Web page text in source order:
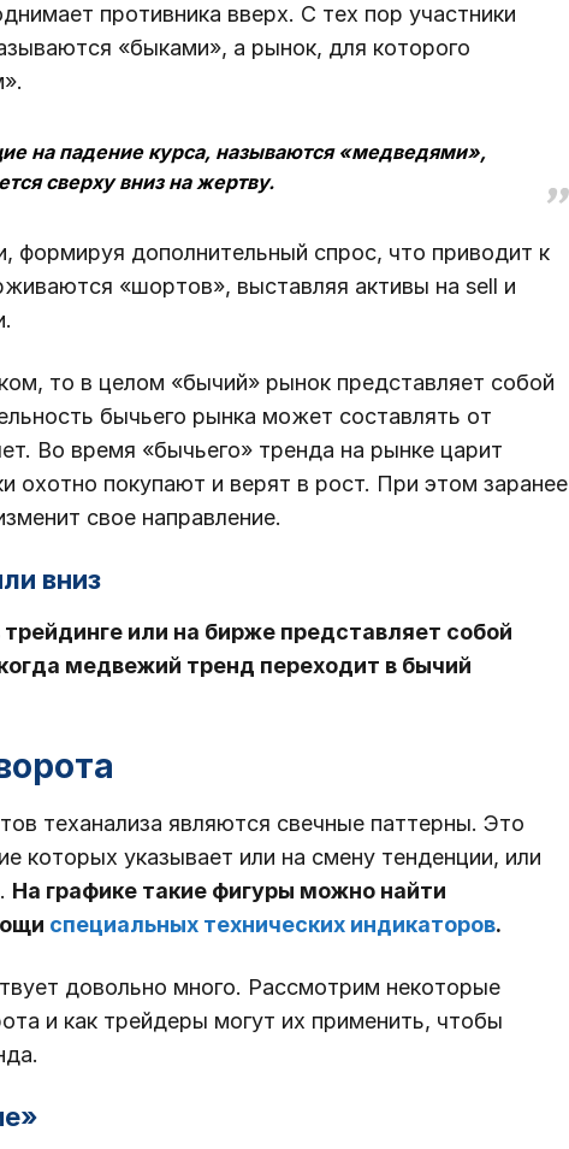
противника вверх. С тех пор участники
«быками», а рынок, для которого
на падение курса, называются «медведями»,
сверху вниз на жертву.
формируя дополнительный спрос, что приводит к
«шортов», выставляя активы на sell и
то в целом «бычий» рынок представляет собой
бычьего рынка может составлять от
Во время «бычьего» тренда на рынке царит
охотно покупают и верят в рост. При этом заранее
свое направление.
вниз
трейдинге или на бирже представляет собой
медвежий тренд переходит в бычий
теханализа являются свечные паттерны. Это
которых указывает или на смену тенденции, или
На графике такие фигуры можно найти
специальных технических индикаторов.
довольно много. Рассмотрим некоторые
и как трейдеры могут их применить, чтобы